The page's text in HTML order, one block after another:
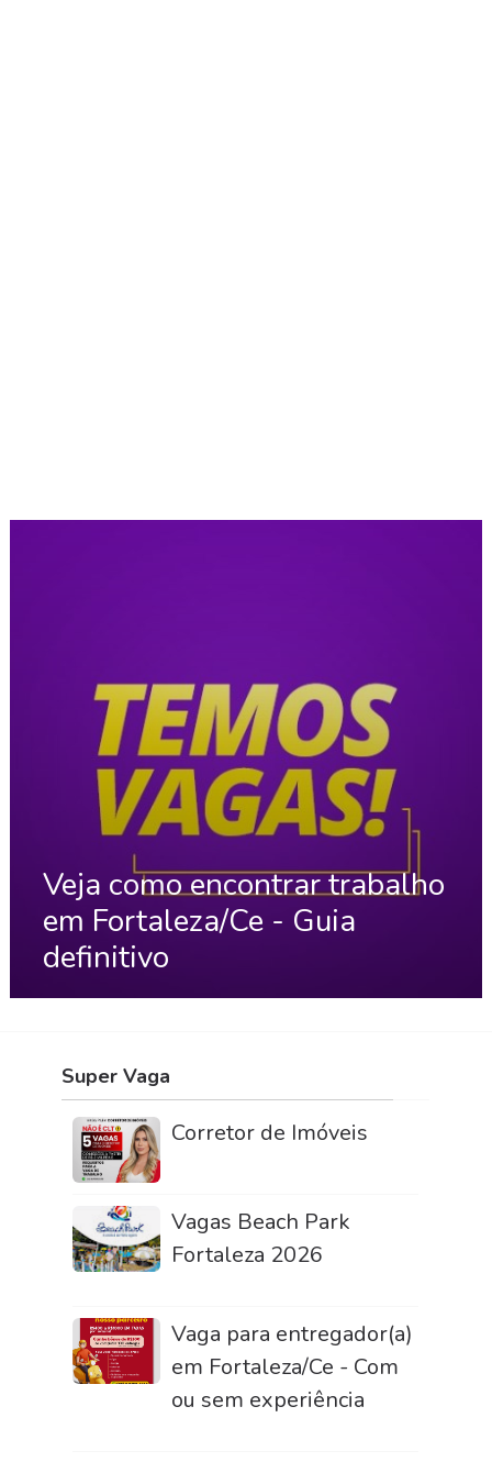
Veja como encontrar trabalho
em Fortaleza/Ce - Guia
definitivo
Super Vaga
Corretor de Imóveis
Vagas Beach Park
Fortaleza 2026
Vaga para entregador(a)
em Fortaleza/Ce - Com
ou sem experiência